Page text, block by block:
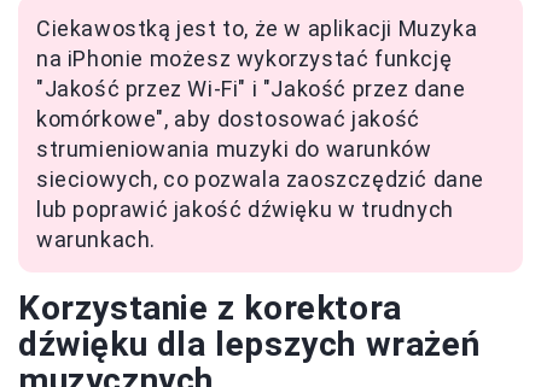
Ciekawostką jest to, że w aplikacji Muzyka
na iPhonie możesz wykorzystać funkcję
"Jakość przez Wi-Fi" i "Jakość przez dane
komórkowe", aby dostosować jakość
strumieniowania muzyki do warunków
sieciowych, co pozwala zaoszczędzić dane
lub poprawić jakość dźwięku w trudnych
warunkach.
Korzystanie z korektora
dźwięku dla lepszych wrażeń